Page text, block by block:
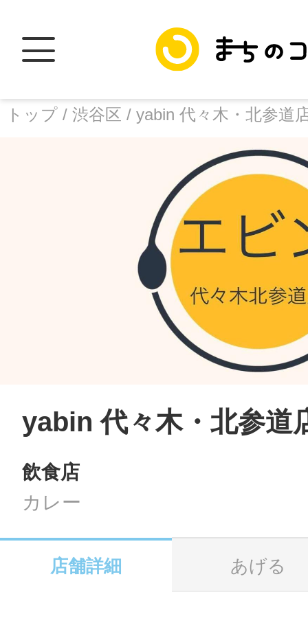
トップ / 渋谷区 / yabin 代々木・北参道
facebook
SMS
URLをコピー
yabin 代々木・北参道
飲食店
カレー
店舗詳細 あげる
トップ
加盟スポットに
地域に導入を
智頭